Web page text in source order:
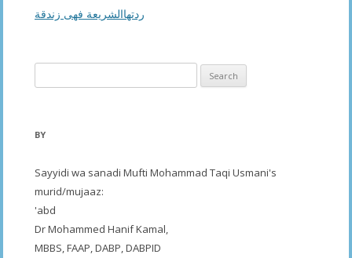
navigation
ردتهاالشريعة فهى زندقة
for:
BY
Sayyidi wa sanadi Mufti Mohammad Taqi Usmani's
murid/mujaaz:
'abd
Dr Mohammed Hanif Kamal,
MBBS, FAAP, DABP, DABPID